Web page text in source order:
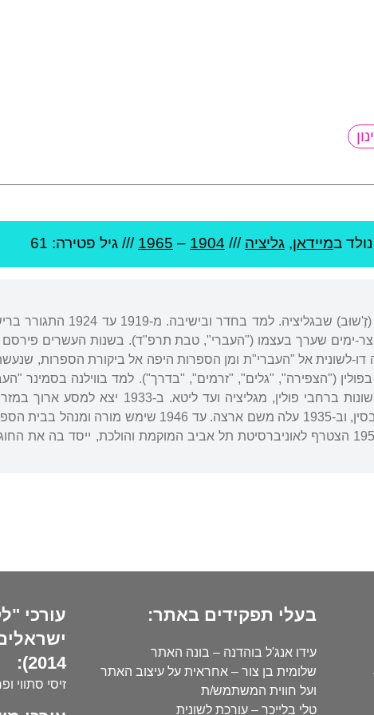
נולד במיידאן, גליציה ///
1904
–
1965 /// גיל פטירה: 61
נולד בעיירה מיידאן ליד
קצר-ימים שערך בעצמו ("העברי", טבת תרפ"ד). בשנות העשרים פירסם
דו-לשונית אל "העברי"ת ומן הספרות היפה אל ביקורת הספרות,
("הצפירה", "גלים", "זרמים", "בדרך"). למד בווילנה בסמינר
באטורי, ושימש מורה בערים שונות ברחבי
הדרך. ישב זמן-מה בחרבין שבסין, וב-1935 עלה משם
למורים בגבעת השלושה. ב-1954 הצטרף לאוניברסיטת תל אביב המוקמת והולכת,
בעלי תפקידים באתר:
עידו אנג'ל בוהדנה – בונה האתר
שלומית בן צור – אחראית על עיצוב האתר
ועל חווית המשתמש/ת
טלי בלייכר – עורכת לשונית
עורכי
2014):
זיסי סתווי